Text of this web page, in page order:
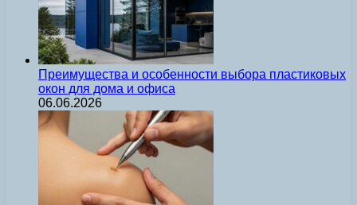
Преимущества и особенности выбора пластиковых
окон для дома и офиса
06.06.2026